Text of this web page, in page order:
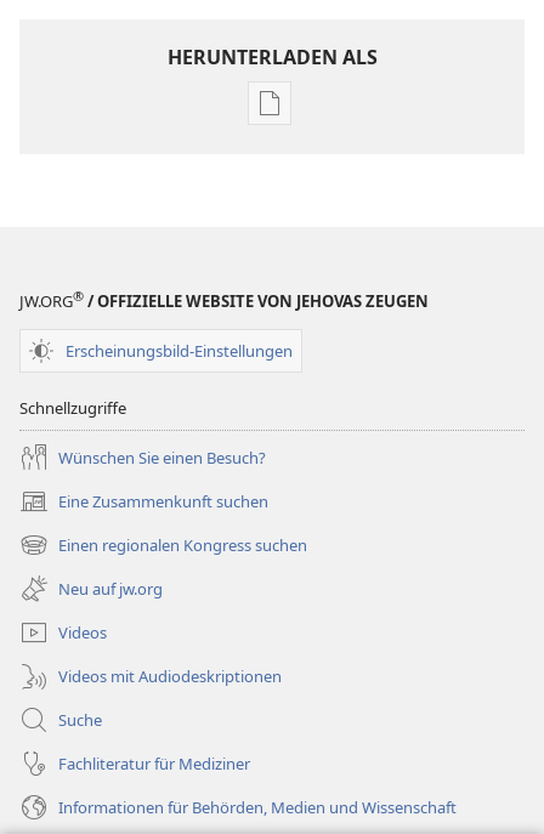
HERUNTERLADEN ALS
Downloadoptionen
JW.ORG® / OFFIZIELLE WEBSITE VON JEHOVAS ZEUGEN
Erscheinungsbild-Einstellungen
Schnellzugriffe
Wünschen Sie einen Besuch?
Eine Zusammenkunft suchen
(öffnet
neues
Fenster)
Einen regionalen Kongress suchen
(öffnet
neues
Fenster)
Neu auf jw.org
Videos
Videos mit Audiodeskriptionen
Suche
Fachliteratur für Mediziner
Informationen für Behörden, Medien und Wissenschaft